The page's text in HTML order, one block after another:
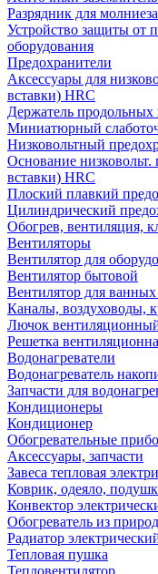
Разрядник для
Устройство защиты от
оборудования
Предохранители
Аксессуары для
вставки) HRC
Держатель продольных
Миниатюрный
Низковольтный
Основание низковольт.
вставки) HRC
Плоский плавкий
Цилиндрический
Обогрев, вентиляция,
Вентиляторы
Вентилятор для
Вентилятор бытовой
Вентилятор для
Каналы, воздуховоды,
Лючок
Решетка
Водонагреватели
Водонагреватель
Запчасти для
Кондиционеры
Кондиционер
Обогревательные
Аксессуары, запчасти
Завеса тепловая
Коврик, одеяло,
Конвектор
Обогреватель из
Радиатор
Тепловая пушка
Тепловентилятор